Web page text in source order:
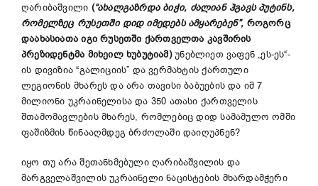
ღარიბაშვილი (“ახალგაზრდა ბიჭი, ძალიან ჰგავს პუტინს,
რომელზეც რუსეთში დიდ იმედებს ამყარებენ”, როგორც
დაახასიათა იგი რუსეთში ქართველთა კავშირის
პრეზიდენტმა მიხეილ ხუბუტიამ)უნებლიეთ ვაფენ „ეს-ეს“-
ის დივიზია “გალიციის” და ვერმახტის ქართული
ლეგიონის მხარეს და არა თავისი ბაბუების და იმ 7
მილიონი უკრაინელისა და 350 ათასი ქართველის
შთამომავლების მხარეს, რომლებიც დიდ სამამულო ომში
ფაშიზმის წინააღმდეგ ბრძოლაში დაიღუპნენ?
იყო თუ არა შეთანხმებული ღარიბაშვილის და
მარგველაშვილის უკრაინელი ნაცისტების მხარდამჭერი